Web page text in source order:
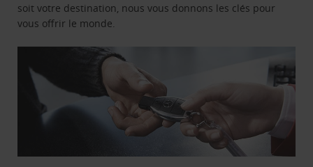
soit votre destination, nous vous donnons les clés pour
vous offrir le monde.